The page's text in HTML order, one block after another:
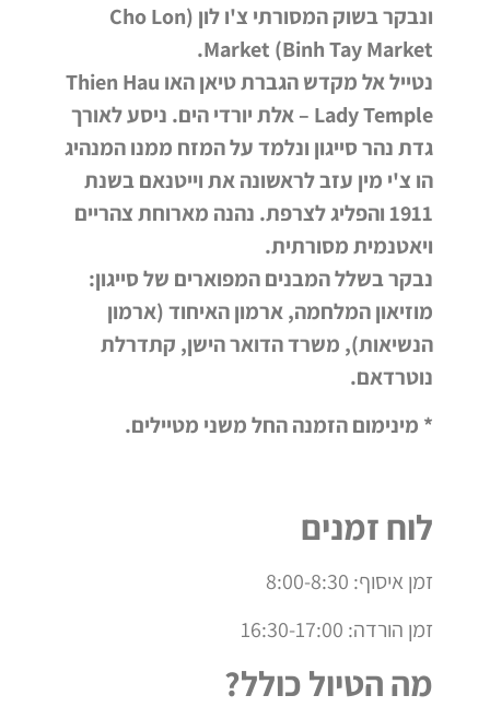
ונבקר בשוק המסורתי צ'ו לון (Cho Lon
Market (Binh Tay Market.
נטייל אל מקדש הגברת טיאן האו Thien Hau
Lady Temple – אלת יורדי הים. ניסע לאורך
גדת נהר סייגון ונלמד על המזח ממנו המנהיג
הו צ'י מין עזב לראשונה את וייטנאם בשנת
1911 והפליג לצרפת. נהנה מארוחת צהריים
ויאטנמית מסורתית.
נבקר בשלל המבנים המפוארים של סייגון:
מוזיאון המלחמה, ארמון האיחוד (ארמון
הנשיאות), משרד הדואר הישן, קתדרלת
נוטרדאם.
* מינימום הזמנה החל משני מטיילים.
לוח זמנים
זמן איסוף: 8:00-8:30
זמן הורדה: 16:30-17:00
מה הטיול כולל?